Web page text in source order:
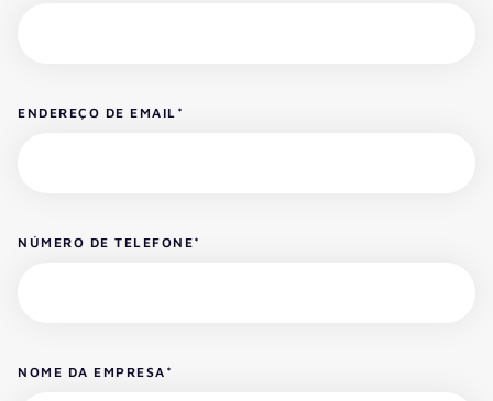
ENDEREÇO DE EMAIL *
NÚMERO DE TELEFONE*
NOME DA EMPRESA *